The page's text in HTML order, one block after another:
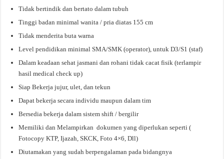
Tidak bertindik dan bertato dalam tubuh
Tinggi badan minimal wanita / pria diatas 155 cm
Tidak menderita buta warna
Level pendidikan minimal SMA/SMK (operator), untuk D3/S1 (staf)
Dalam keadaan sehat jasmani dan rohani tidak cacat fisik (terlampir
hasil medical check up)
Siap Bekerja jujur, ulet, dan tekun
Dapat bekerja secara individu maupun dalam tim
Bersedia bekerja dalam sistem shift / bergilir
Memiliki dan Melampirkan dokumen yang diperlukan seperti (
Fotocopy KTP, Ijazah, SKCK, Foto 4×6, Dll)
Diutamakan yang sudah berpengalaman pada bidangnya